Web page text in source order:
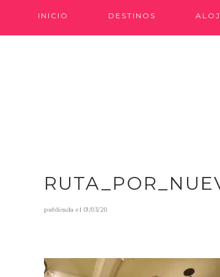
INICIO DESTINOS
publicada el 01/03/20